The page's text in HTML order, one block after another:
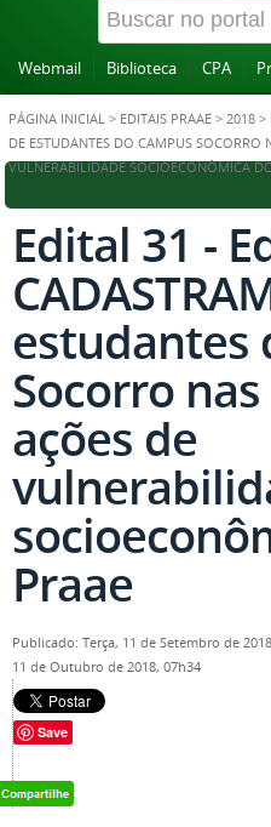
Webmail Biblioteca CPA
PÁGINA INICIAL > EDITAIS PRAAE > 2018 >
DE ESTUDANTES DO CAMPUS SOCORRO
VULNERABILIDADE SOCIOECONÔMICA
Edital 31 -
estudantes
Socorro
ações de
Praae
Publicado: Terça, 11 de Setembro de
11 de Outubro de 2018, 07h34
Save